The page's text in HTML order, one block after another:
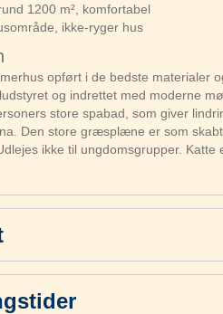
1200 m², komfortabel
ikke-ryger hus
opført i de bedste materialer
og indrettet med moderne
store spabad, som giver
Den store græsplæne er som
ikke til ungdomsgrupper. Katte